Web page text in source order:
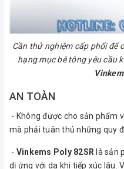
Cần thử nghiệm cấp phối để
hạng mục bê tông yêu cầu
AN TOÀN
- Không được cho sản phẩm
mà phải tuân thủ những quy
- Vinkems Poly 82SR là sản
dị ứng với da khi tiếp xúc lâu.